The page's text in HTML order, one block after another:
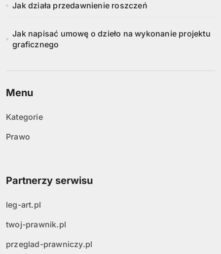
Jak działa przedawnienie roszczeń
Jak napisać umowę o dzieło na wykonanie projektu
graficznego
Menu
Kategorie
Prawo
Partnerzy serwisu
leg-art.pl
twoj-prawnik.pl
przeglad-prawniczy.pl